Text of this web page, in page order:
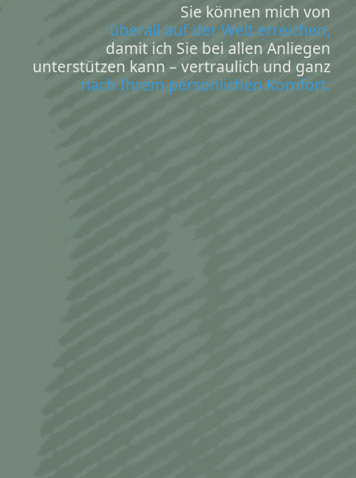
Sie können mich von
überall auf der Welt erreichen,
damit ich Sie bei allen Anliegen
unterstützen kann – vertraulich und ganz
nach Ihrem persönlichen Komfort.